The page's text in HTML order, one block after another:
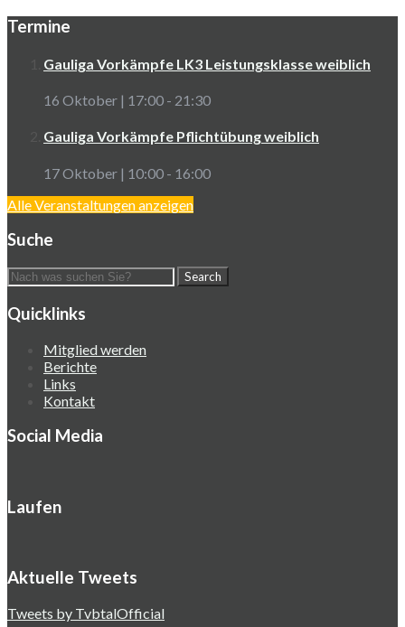
Termine
Gauliga Vorkämpfe LK3 Leistungsklasse weiblich
16 Oktober | 17:00 - 21:30
Gauliga Vorkämpfe Pflichtübung weiblich
17 Oktober | 10:00 - 16:00
Alle Veranstaltungen anzeigen
Suche
Quicklinks
Mitglied werden
Berichte
Links
Kontakt
Social Media
Laufen
Aktuelle Tweets
Tweets by TvbtalOfficial